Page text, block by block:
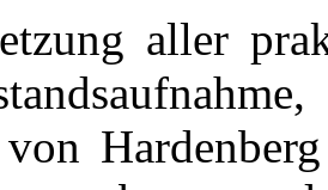
aller